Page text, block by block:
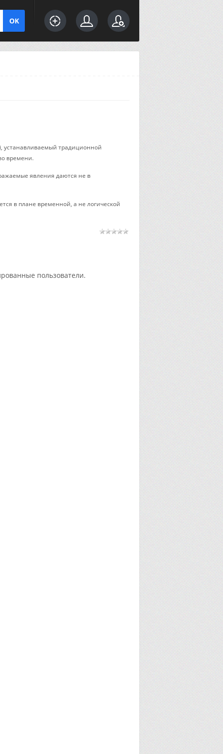
устанавливаемый традиционной
времени.
явления даются не в
в плане временной, а не логической
пользователи.